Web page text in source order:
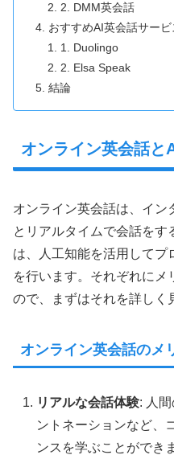
2. DMM英会話
おすすめAI英会話サービ
1. Duolingo
2. Elsa Speak
結論
オンライン英会話と
オンライン英会話は、イン
とリアルタイムで会話を
は、人工知能を活用してプ
を行います。それぞれにメ
ので、まずはそれを詳しく
オンライン英会話のメ
リアルな会話体験: 人
ントネーションなど、
ンスを学ぶことができ